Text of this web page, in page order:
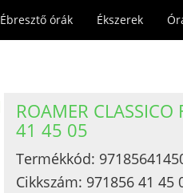
Ébresztő órák Ékszerek
ROAMER
41 45 05
Termékkód:
Cikkszám: 971856 41 45